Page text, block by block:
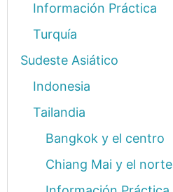
Información Práctica
Turquía
Sudeste Asiático
Indonesia
Tailandia
Bangkok y el centro
Chiang Mai y el norte